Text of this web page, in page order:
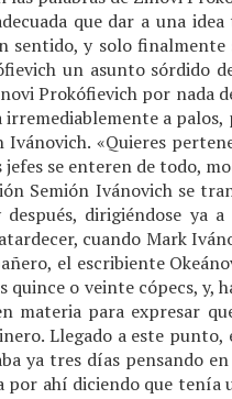
que dar a una
sentido, y solo
un asunto sórdido
Prokófievich por nada
a
Ivánovich. «Quieres
se enteren de todo,
Semión Ivánovich se
dirigiéndose ya
cuando Mark
el escribiente
quince o veinte cópecs,
materia para expresar
Llegado a este
ya tres días pensando
ahí diciendo que tenía